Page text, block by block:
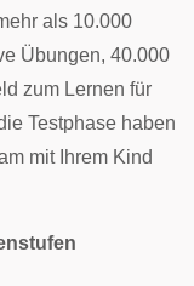
als 10.000
Übungen, 40.000
zum Lernen für
Testphase haben
mit Ihrem Kind